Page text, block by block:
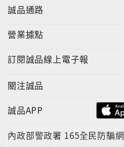
誠品通路
營業據點
訂閱誠品線上電子報
關注誠品
誠品APP
內政部警政署 165全民防騙網